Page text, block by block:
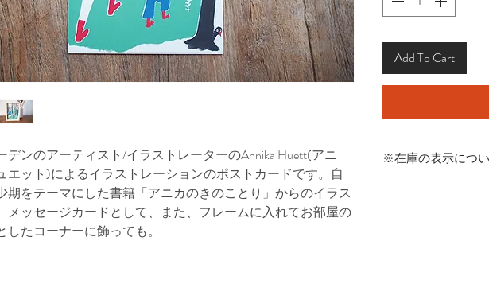
デンのアーティスト/イラストレーターのAnnika Huett(アニ
エット)によるイラストレーションのポストカードです。自
期をテーマにした書籍「アニカのきのことり」からのイラス
メッセージカードとして、また、フレームに入れてお部屋の
したコーナーに飾っても。
Add To Cart
※在庫の表示につ